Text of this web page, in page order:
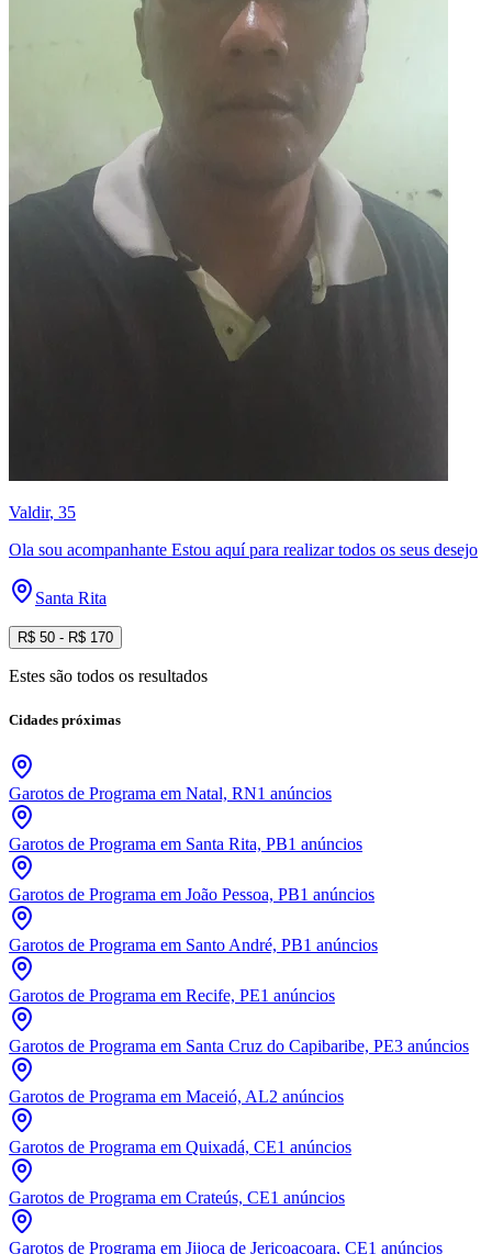
Valdir, 35
Ola sou acompanhante Estou aquí para realizar todos os seus desejo
Santa Rita
R$ 50 - R$ 170
Estes são todos os resultados
Cidades próximas
Garotos de Programa em Natal, RN1 anúncios
Garotos de Programa em Santa Rita, PB1 anúncios
Garotos de Programa em João Pessoa, PB1 anúncios
Garotos de Programa em Santo André, PB1 anúncios
Garotos de Programa em Recife, PE1 anúncios
Garotos de Programa em Santa Cruz do Capibaribe, PE3 anúncios
Garotos de Programa em Maceió, AL2 anúncios
Garotos de Programa em Quixadá, CE1 anúncios
Garotos de Programa em Crateús, CE1 anúncios
Garotos de Programa em Jijoca de Jericoacoara, CE1 anúncios